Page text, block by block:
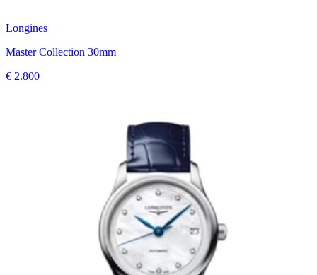
Longines
Master Collection 30mm
€ 2.800